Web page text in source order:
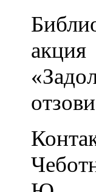
акция